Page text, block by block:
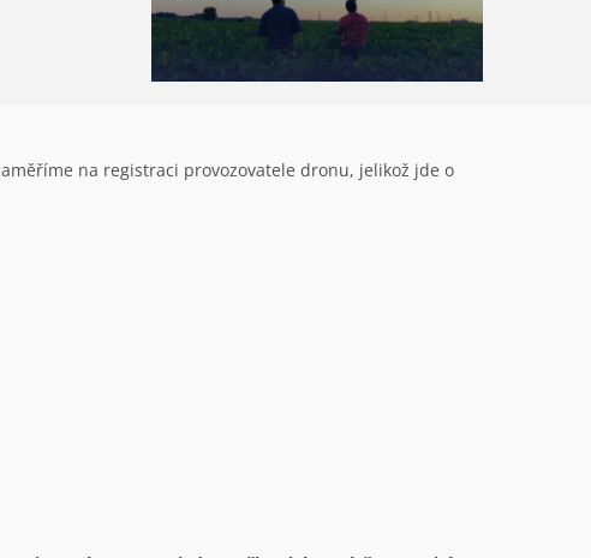
na registraci provozovatele dronu, jelikož jde o